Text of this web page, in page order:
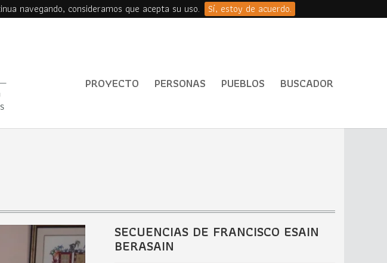
navegando, consideramos que acepta su uso.
Sí, estoy de acuerdo.
PROYECTO PERSONAS PUEBLOS BUSCADOR
SECUENCIAS DE FRANCISCO ESAIN
BERASAIN